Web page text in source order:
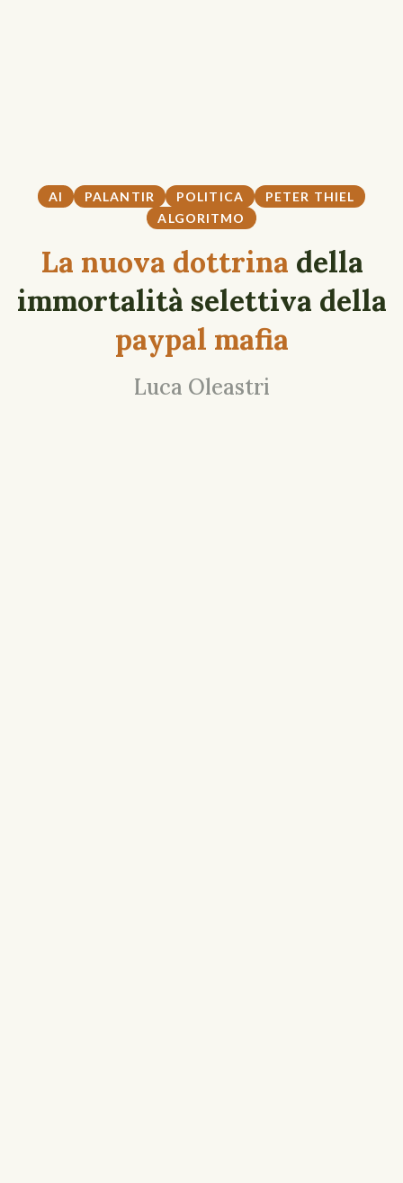
AI PALANTIR POLITICA
PETER THIEL
ALGORITMO
La nuova dottrina della
immortalità selettiva della
paypal mafia
Luca Oleastri